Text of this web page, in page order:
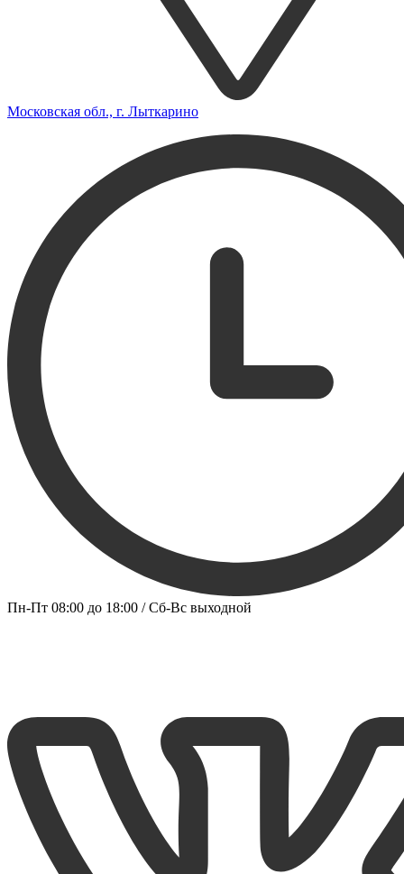
Московская обл., г. Лыткарино
Пн-Пт 08:00 до 18:00 / Сб-Вс выходной